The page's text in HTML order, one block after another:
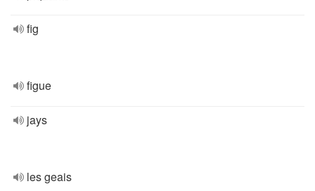
fig
figue
jays
les geais